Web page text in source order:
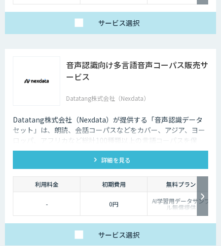
サービス選択
音声認識向け多言語音声コーパス販売サ
ービス
Datatang株式会社（Nexdata）
Datatang株式会社（Nexdata）が提供する「音声認識データ
セット」は、朗読、会話コーパスなどをカバー、アジア、ヨー
ロッパ、アフリカなど総計100種類以上の言語コーパスを保
有、様々な音声認識・合成タスクに対応可能です。
詳細を見る
利用料金 初期費用 無料プラン
- 0円 AI学習用データサンプ
ル無償提供
サービス選択